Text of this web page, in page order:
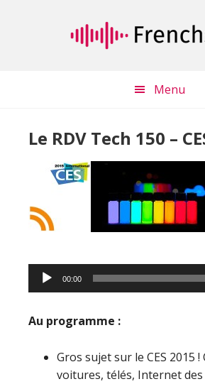
Menu
Le RDV Tech 150 –
Lecteur
audio
00:00
Au programme :
Gros sujet sur le CES 2015
voitures, télés, Internet